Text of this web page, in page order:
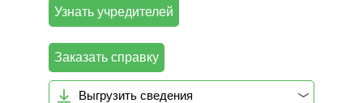
Узнать учредителей
Заказать справку
Выгрузить сведения